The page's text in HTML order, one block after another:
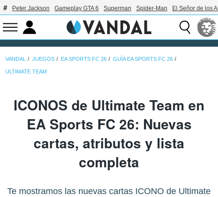
Peter Jackson Gameplay GTA 6 Superman Spider-Man El Señor de los
VANDAL JUEGOS EA SPORTS FC 26 GUÍA EA SPORTS FC 26
ULTIMATE TEAM
ICONOS de Ultimate Team en
EA Sports FC 26: Nuevas
cartas, atributos y lista
completa
Te mostramos las nuevas cartas ICONO de Ultimate